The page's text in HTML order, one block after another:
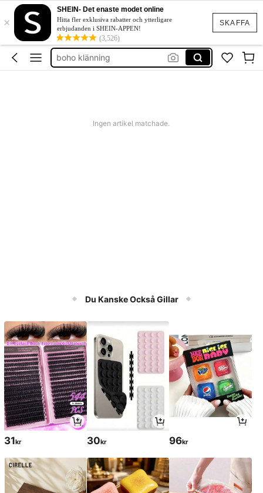
SKAFFA
×
SHEIN- Det enaste modet online
Hitta fler exklusiva rabatter och ytterligare
erbjudanden i SHEIN-APPEN!
(3,526)
squishies
festklänning bröllop
boho klänning
shorts dam
Ingen artikel matchade.
Du Kanske Också Gillar
31kr 30kr 96kr